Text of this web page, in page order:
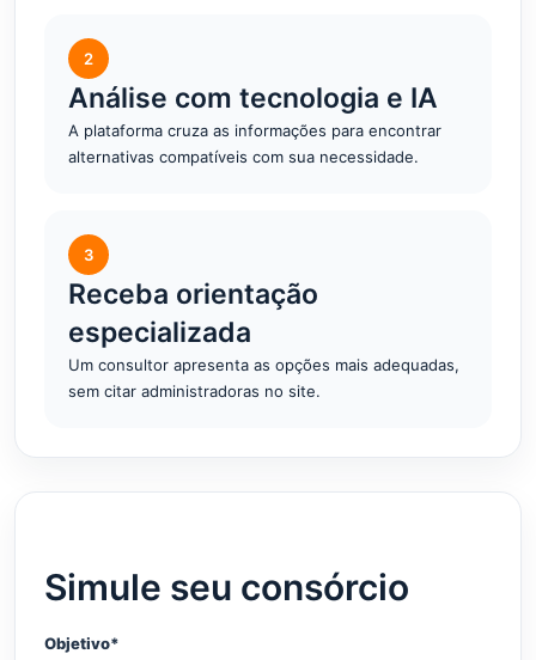
2
Análise com tecnologia e IA
A plataforma cruza as informações para encontrar
alternativas compatíveis com sua necessidade.
3
Receba orientação
especializada
Um consultor apresenta as opções mais adequadas,
sem citar administradoras no site.
Simule seu consórcio
Objetivo*